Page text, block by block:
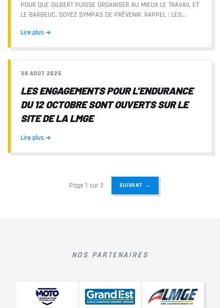
POUR QUE GILBERT PUISSE ORGANISER AU MIEUX LE TRAVAIL ET
LE BARBEUC, SOYEZ SYMPAS DE PRÉVENIR. RAPPEL : LES
Lire plus
30 AOÛT 2025
LES ENGAGEMENTS POUR L’ENDURANCE
DU 12 OCTOBRE SONT OUVERTS SUR LE
SITE DE LA LMGE
Lire plus
Page 1 sur 2 SUIVANT →
NOS PARTENAIRES